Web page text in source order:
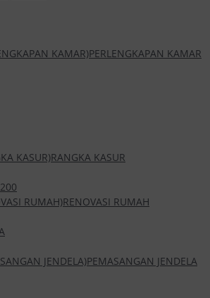
KAMAR)PERLENGKAPAN KAMAR
KASUR)RANGKA KASUR
RUMAH)RENOVASI RUMAH
JENDELA)PEMASANGAN JENDELA